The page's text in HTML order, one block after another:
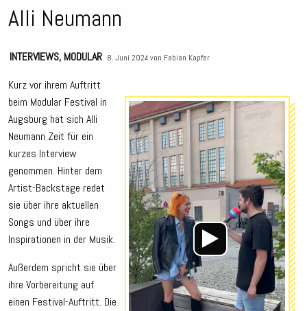
Alli Neumann
INTERVIEWS, MODULAR 8. Juni 2024 von Fabian Kapfer
Kurz vor ihrem Auftritt
beim Modular Festival in
Augsburg hat sich Alli
Neumann Zeit für ein
kurzes Interview
genommen. Hinter dem
Artist-Backstage redet
sie über ihre aktuellen
Songs und über ihre
Inspirationen in der Musik.
Außerdem spricht sie über
ihre Vorbereitung auf
einen Festival-Auftritt. Die